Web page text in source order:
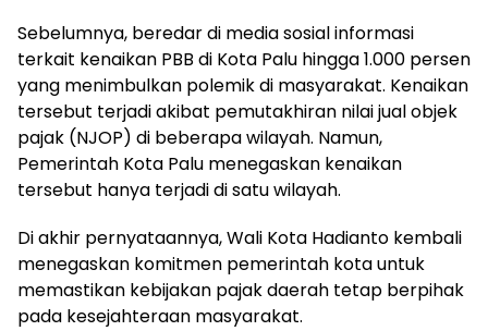
Sebelumnya, beredar di media sosial informasi
terkait kenaikan PBB di Kota Palu hingga 1.000 persen
yang menimbulkan polemik di masyarakat. Kenaikan
tersebut terjadi akibat pemutakhiran nilai jual objek
pajak (NJOP) di beberapa wilayah. Namun,
Pemerintah Kota Palu menegaskan kenaikan
tersebut hanya terjadi di satu wilayah.
Di akhir pernyataannya, Wali Kota Hadianto kembali
menegaskan komitmen pemerintah kota untuk
memastikan kebijakan pajak daerah tetap berpihak
pada kesejahteraan masyarakat.